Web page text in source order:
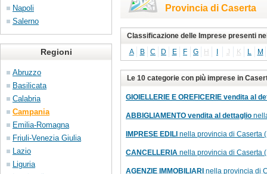
Napoli
Salerno
Regioni
Abruzzo
Basilicata
Calabria
Campania
Emilia-Romagna
Friuli-Venezia Giulia
Lazio
Liguria
Provincia di Caserta
Classificazione delle Imprese presenti
A
B C D E F G H J K L M
Le 10 categorie con più imprese in
GIOIELLERIE E OREFICERIE vendita al
ABBIGLIAMENTO vendita al dettaglio
IMPRESE EDILI nella provincia di Caserta
CANCELLERIA nella provincia di Caserta
AGENZIE IMMOBILIARI nella provincia di